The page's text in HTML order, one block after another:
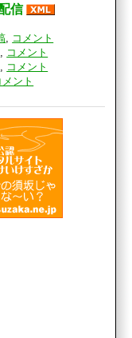
信
コメント
コメント
コメント
メント